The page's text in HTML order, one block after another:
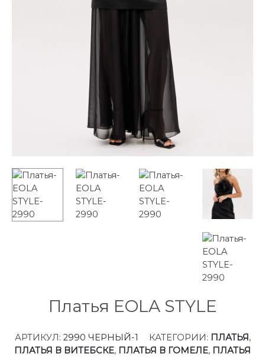
Платья EOLA STYLE
АРТИКУЛ: 2990 ЧЕРНЫЙ-1 КАТЕГОРИИ: ПЛАТЬЯ ,
ПЛАТЬЯ В ВИТЕБСКЕ, ПЛАТЬЯ В ГОМЕЛЕ, ПЛАТЬЯ